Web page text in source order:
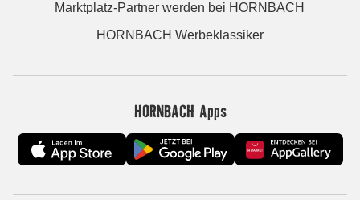
Marktplatz-Partner werden bei HORNBACH
HORNBACH Werbeklassiker
HORNBACH Apps